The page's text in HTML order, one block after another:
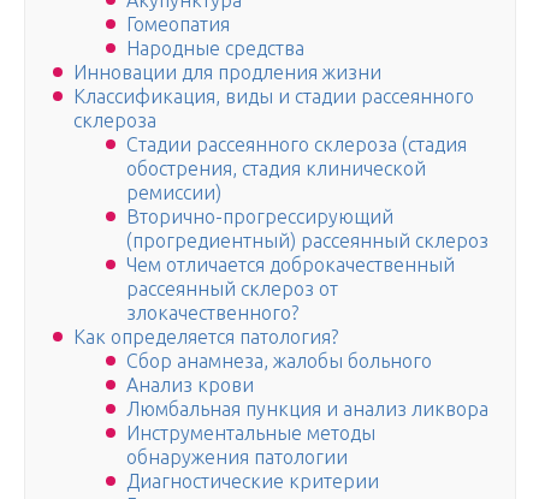
Гомеопатия
Народные средства
Инновации для продления жизни
Классификация, виды и стадии рассеянного
склероза
Стадии рассеянного склероза (стадия
обострения, стадия клинической
ремиссии)
Вторично-прогрессирующий
(прогредиентный) рассеянный склероз
Чем отличается доброкачественный
рассеянный склероз от
злокачественного?
Как определяется патология?
Cбор анамнеза, жалобы больного
Анализ крови
Люмбальная пункция и анализ ликвора
Инструментальные методы
обнаружения патологии
Диагностические критерии